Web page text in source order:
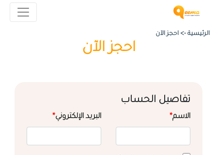
الرئيسية -> احجز الآن
احجز الآن
تفاصيل الحساب
الاسم* البريد الإلكتروني*